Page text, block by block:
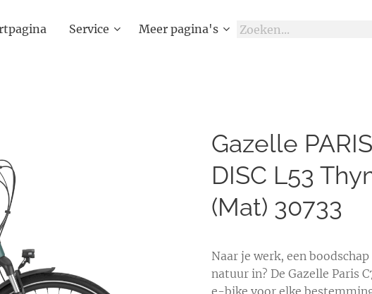
Service Meer pagina's
Gazelle
DISC L53
(Mat) 30733
Naar je werk, een
natuur in? De Gazelle Paris
e-bike voor elke